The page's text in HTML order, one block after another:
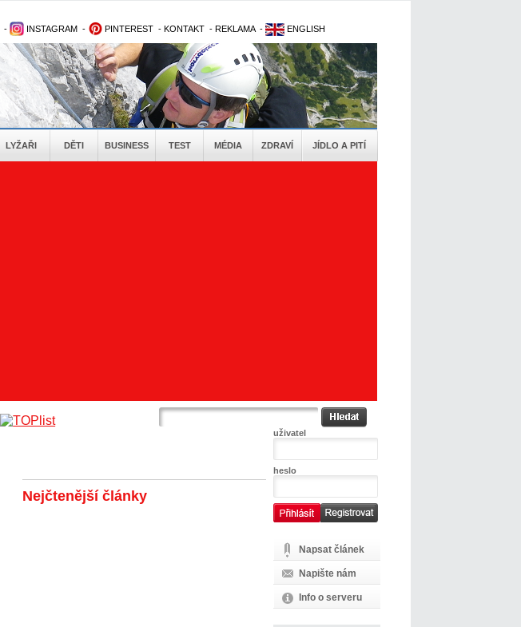
- INSTAGRAM - PINTEREST - KONTAKT - REKLAMA - ENGLISH
LYŽAŘI DĚTI BUSINESS TEST MÉDIA ZDRAVÍ JÍDLO A PITÍ
uživatel
heslo
Napsat článek
Napište nám
Info o serveru
Nejčtenější články